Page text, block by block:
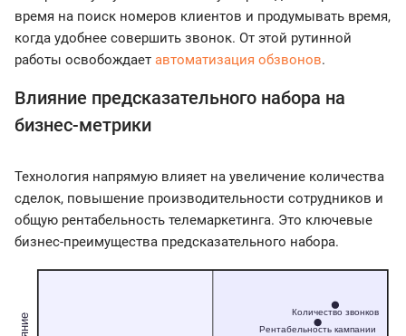
время на поиск номеров клиентов и продумывать время,
когда удобнее совершить звонок. От этой рутинной
работы освобождает автоматизация обзвонов.
Влияние предсказательного набора на
бизнес-метрики
Технология напрямую влияет на увеличение количества
сделок, повышение производительности сотрудников и
общую рентабельность телемаркетинга. Это ключевые
бизнес-преимущества предсказательного набора.